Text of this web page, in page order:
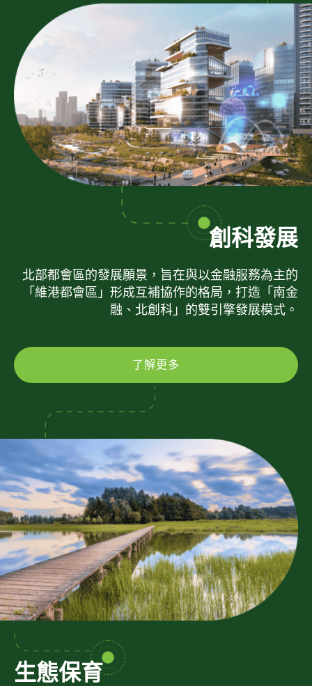
創科發展
北部都會區的發展願景，旨在與以金融服務為主的
「維港都會區」形成互補協作的格局，打造「南金
融、北創科」的雙引擎發展模式。
了解更多
生態保育